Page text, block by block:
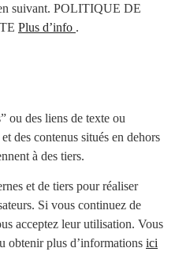
suivant. POLITIQUE DE
Plus d’info .
ou des liens de texte ou
des contenus situés en dehors
à des tiers.
et de tiers pour réaliser
Si vous continuez de
acceptez leur utilisation. Vous
obtenir plus d’informations ici